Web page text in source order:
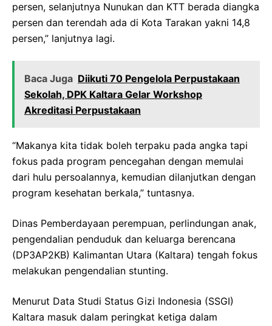
persen, selanjutnya Nunukan dan KTT berada diangka
persen dan terendah ada di Kota Tarakan yakni 14,8
persen,” lanjutnya lagi.
Baca Juga Diikuti 70 Pengelola Perpustakaan
Sekolah, DPK Kaltara Gelar Workshop
Akreditasi Perpustakaan
“Makanya kita tidak boleh terpaku pada angka tapi
fokus pada program pencegahan dengan memulai
dari hulu persoalannya, kemudian dilanjutkan dengan
program kesehatan berkala,” tuntasnya.
Dinas Pemberdayaan perempuan, perlindungan anak,
pengendalian penduduk dan keluarga berencana
(DP3AP2KB) Kalimantan Utara (Kaltara) tengah fokus
melakukan pengendalian stunting.
Menurut Data Studi Status Gizi Indonesia (SSGI)
Kaltara masuk dalam peringkat ketiga dalam